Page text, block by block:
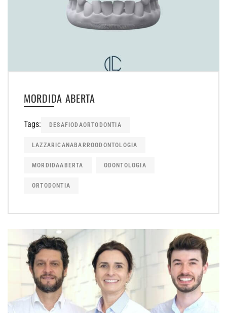
MORDIDA ABERTA
Tags: DESAFIODAORTODONTIA
LAZZARICANABARROODONTOLOGIA
MORDIDAABERTA ODONTOLOGIA
ORTODONTIA